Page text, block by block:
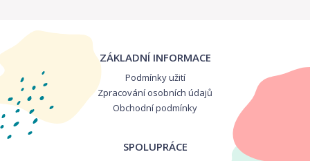
ZÁKLADNÍ INFORMACE
Podmínky užití
Zpracování osobních údajů
Obchodní podmínky
SPOLUPRÁCE